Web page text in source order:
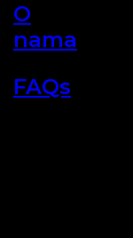
O
nama
FAQs